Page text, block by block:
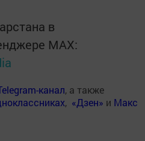
в
MАХ:
канал, а также
, «Дзен» и Макс